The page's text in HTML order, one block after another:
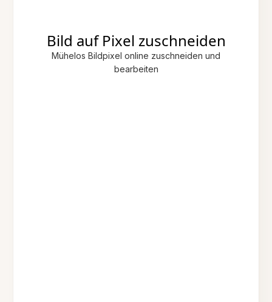
Bild auf Pixel zuschneiden
Mühelos Bildpixel online zuschneiden und
bearbeiten